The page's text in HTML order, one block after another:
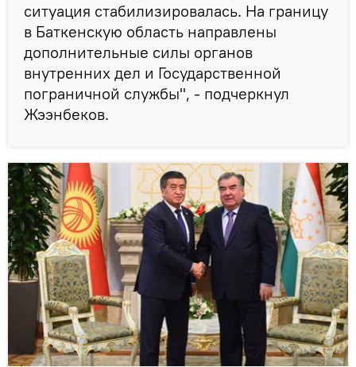
ситуация стабилизировалась. На границу
в Баткенскую область направлены
дополнительные силы органов
внутренних дел и Государственной
пограничной службы", - подчеркнул
Жээнбеков.